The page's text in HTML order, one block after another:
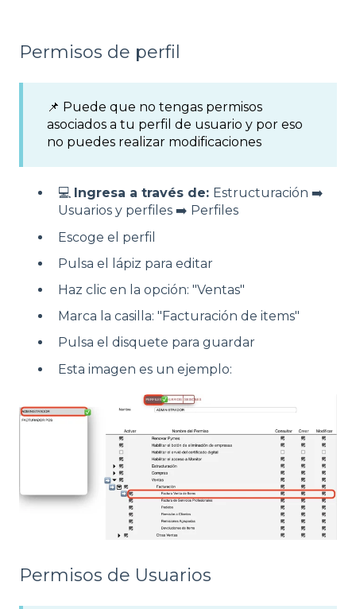
Permisos de perfil
📌 Puede que no tengas permisos
asociados a tu perfil de usuario y por eso
no puedes realizar modificaciones
💻 Ingresa a través de: Estructuración ➡️
Usuarios y perfiles ➡️ Perfiles
Escoge el perfil
Pulsa el lápiz para editar
Haz clic en la opción: "Ventas"
Marca la casilla: "Facturación de items"
Pulsa el disquete para guardar
Esta imagen es un ejemplo:
Permisos de Usuarios